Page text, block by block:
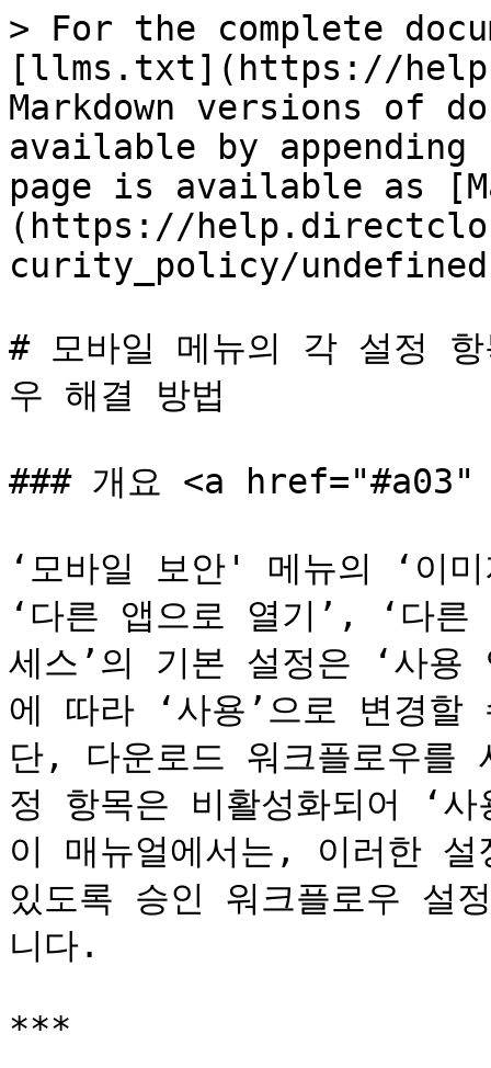
> For the complete
[llms.txt](https://
Markdown versions of
available by
page is available as
(https://
curity_policy/
# 모바일 메뉴의 각 설정
우 해결 방법
### 개요 <a
‘모바일 보안' 메뉴의 ‘이
‘다른 앱으로 열기’, ‘다
세스’의 기본 설정은 ‘사용
에 따라 ‘사용’으로 변경
단, 다운로드 워크플로우를
정 항목은 비활성화되어 ‘
이 매뉴얼에서는, 이러한
있도록 승인 워크플로우 설
니다.
***